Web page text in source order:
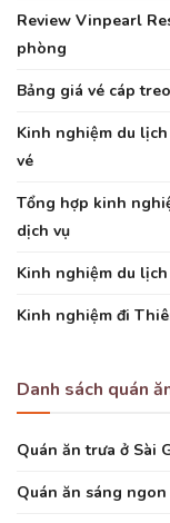
Review Vinpearl
phòng
Bảng giá vé cáp
Kinh nghiệm du
vé
Tổng hợp kinh
dịch vụ
Kinh nghiệm du
Kinh nghiệm đi
Danh sách quán
Quán ăn trưa ở Sài
Quán ăn sáng ngon